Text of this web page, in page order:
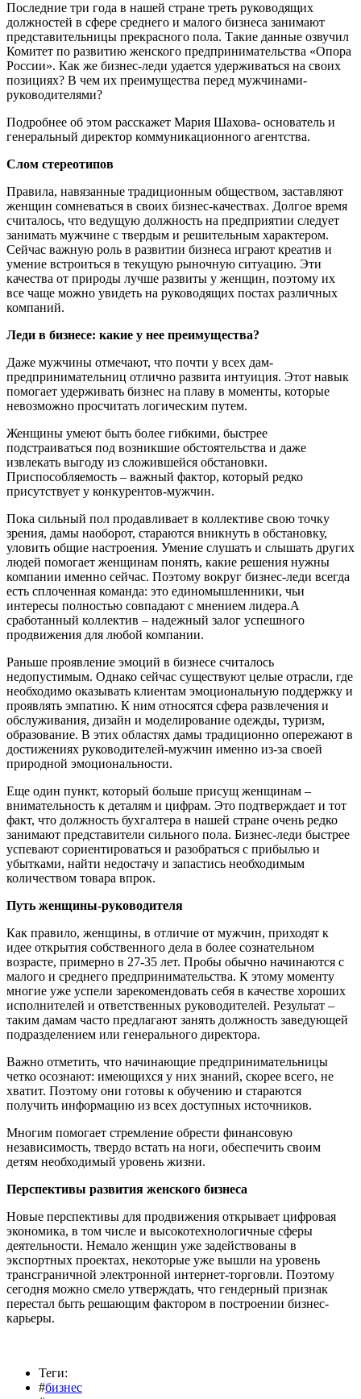
Последние три года в нашей стране треть руководящих
должностей в сфере среднего и малого бизнеса занимают
представительницы прекрасного пола. Такие данные озвучил
Комитет по развитию женского предпринимательства «Опора
России». Как же бизнес-леди удается удерживаться на своих
позициях? В чем их преимущества перед мужчинами-
руководителями?
Подробнее об этом расскажет Мария Шахова- основатель и
генеральный директор коммуникационного агентства.
Слом стереотипов
Правила, навязанные традиционным обществом, заставляют
женщин сомневаться в своих бизнес-качествах. Долгое время
считалось, что ведущую должность на предприятии следует
занимать мужчине с твердым и решительным характером.
Сейчас важную роль в развитии бизнеса играют креатив и
умение встроиться в текущую рыночную ситуацию. Эти
качества от природы лучше развиты у женщин, поэтому их
все чаще можно увидеть на руководящих постах различных
компаний.
Леди в бизнесе: какие у нее преимущества?
Даже мужчины отмечают, что почти у всех дам-
предпринимательниц отлично развита интуиция. Этот навык
помогает удерживать бизнес на плаву в моменты, которые
невозможно просчитать логическим путем.
Женщины умеют быть более гибкими, быстрее
подстраиваться под возникшие обстоятельства и даже
извлекать выгоду из сложившейся обстановки.
Приспособляемость – важный фактор, который редко
присутствует у конкурентов-мужчин.
Пока сильный пол продавливает в коллективе свою точку
зрения, дамы наоборот, стараются вникнуть в обстановку,
уловить общие настроения. Умение слушать и слышать других
людей помогает женщинам понять, какие решения нужны
компании именно сейчас. Поэтому вокруг бизнес-леди всегда
есть сплоченная команда: это единомышленники, чьи
интересы полностью совпадают с мнением лидера.А
сработанный коллектив – надежный залог успешного
продвижения для любой компании.
Раньше проявление эмоций в бизнесе считалось
недопустимым. Однако сейчас существуют целые отрасли, где
необходимо оказывать клиентам эмоциональную поддержку и
проявлять эмпатию. К ним относятся сфера развлечения и
обслуживания, дизайн и моделирование одежды, туризм,
образование. В этих областях дамы традиционно опережают в
достижениях руководителей-мужчин именно из-за своей
природной эмоциональности.
Еще один пункт, который больше присущ женщинам –
внимательность к деталям и цифрам. Это подтверждает и тот
факт, что должность бухгалтера в нашей стране очень редко
занимают представители сильного пола. Бизнес-леди быстрее
успевают сориентироваться и разобраться с прибылью и
убытками, найти недостачу и запастись необходимым
количеством товара впрок.
Путь женщины-руководителя
Как правило, женщины, в отличие от мужчин, приходят к
идее открытия собственного дела в более сознательном
возрасте, примерно в 27-35 лет. Пробы обычно начинаются с
малого и среднего предпринимательства. К этому моменту
многие уже успели зарекомендовать себя в качестве хороших
исполнителей и ответственных руководителей. Результат –
таким дамам часто предлагают занять должность заведующей
подразделением или генерального директора.
Важно отметить, что начинающие предпринимательницы
четко осознают: имеющихся у них знаний, скорее всего, не
хватит. Поэтому они готовы к обучению и стараются
получить информацию из всех доступных источников.
Многим помогает стремление обрести финансовую
независимость, твердо встать на ноги, обеспечить своим
детям необходимый уровень жизни.
Перспективы развития женского бизнеса
Новые перспективы для продвижения открывает цифровая
экономика, в том числе и высокотехнологичные сферы
деятельности. Немало женщин уже задействованы в
экспортных проектах, некоторые уже вышли на уровень
трансграничной электронной интернет-торговли. Поэтому
сегодня можно смело утверждать, что гендерный признак
перестал быть решающим фактором в построении бизнес-
карьеры.
Теги:
#бизнес